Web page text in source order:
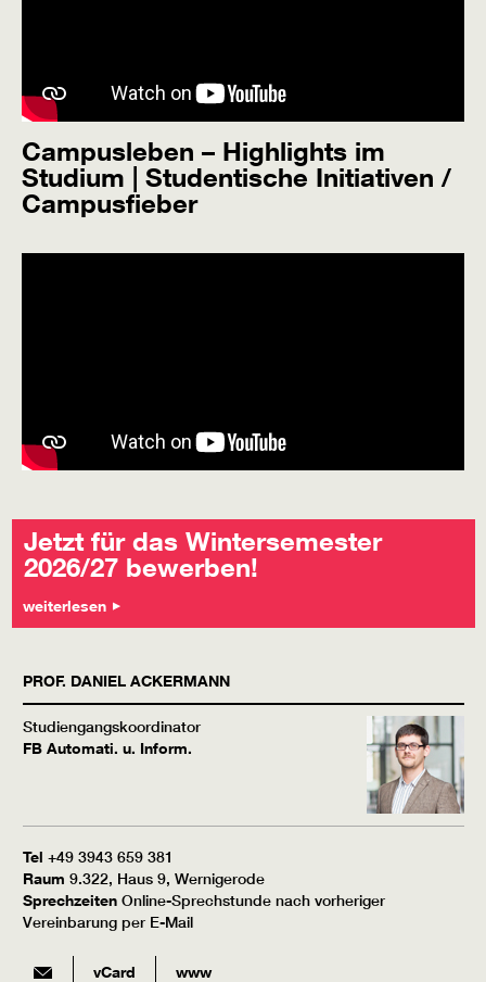
Campusleben – Highlights im
Studium | Studentische Initiativen /
Campusfieber
Jetzt für das Wintersemester
2026/27 bewerben!
weiterlesen
PROF. DANIEL ACKERMANN
Studiengangskoordinator
FB Automati. u. Inform.
Tel +49 3943 659 381
Raum 9.322, Haus 9, Wernigerode
Sprechzeiten Online-Sprechstunde nach vorheriger
Vereinbarung per E-Mail
vCard www